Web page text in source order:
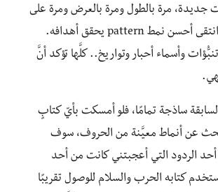
جديدة، مرة بالطول ومرة بالعرض ومرة على
خط مائل. وطبعًا انتقى أحسن نمط pattern يحقق أهدافه.
وأسماء أحبار وتواريخ.. كلَّها تؤكد أنَّ
ساذجة تمامًا، فلو أمسكت بأيّ كتابٍ
عن أنماط معيَّنة من الحروف، سوف
الردود التي أعجبتني كانت من أحد
كتابه الحرب والسلام للوصول تقريبًا